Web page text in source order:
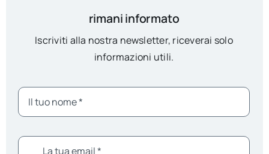
rimani informato
Iscriviti alla nostra newsletter, riceverai solo
informazioni utili.